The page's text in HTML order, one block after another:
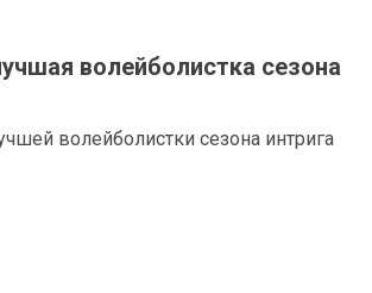
волейболистка сезона
волейболистки сезона интрига